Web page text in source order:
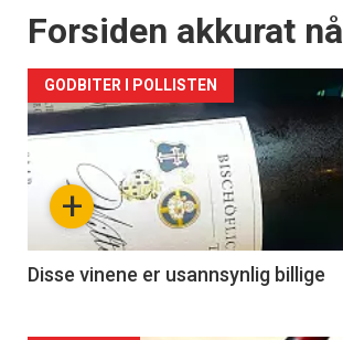
Forsiden akkurat nå
+
GODBITER I POLLISTEN
Disse vinene er usannsynlig billige